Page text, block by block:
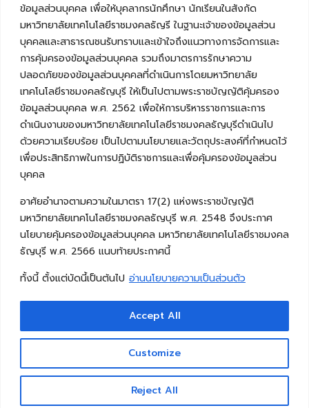
ข้อมูลส่วนบุคคล เพื่อให้บุคลากรนักศึกษา นักเรียนในสังกัด
มหาวิทยาลัยเทคโนโลยีราชมงคลธัญรี ในฐานะเจ้าของข้อมูลส่วน
บุคคลและสาธารณชนรับทราบและเข้าใจถึงแนวทางการจัดการและ
การคุ้มครองข้อมูลส่วนบุคคล รวมถึงมาตรการรักษาความ
ปลอดภัยของข้อมูลส่วนบุคคลที่ดำเนินการโดยมหาวิทยาลัย
เทคโนโลยีราชมงคลธัญบุรี ให้เป็นไปตามพระราชบัญญัติคุ้มครอง
ข้อมูลส่วนบุคคล พ.ศ. 2562 เพื่อให้การบริหารราชการและการ
ดำเนินงานของมหาวิทยาลัยเทคโนโลยีราชมงคลธัญบุรีดำเนินไป
ด้วยความเรียบร้อย เป็นไปตามนโยบายและวัตถุประสงค์ที่กำหนดไว้
เพื่อประสิทธิภาพในการปฏิบัติราชการและเพื่อคุ้มครองข้อมูลส่วน
บุคคล
อาศัยอำนาจตามความในมาตรา 17(2) แห่งพระราชบัญญัติ
มหาวิทยาลัยเทคโนโลยีราชมงคลธัญบุรี พ.ศ. 2548 จึงประกาศ
นโยบายคุ้มครองข้อมูลส่วนบุคคล มหาวิทยาลัยเทคโนโลยีราชมงคล
ธัญบุรี พ.ศ. 2566 แนบท้ายประกาศนี้
ทั้งนี้ ตั้งแต่บัดนี้เป็นต้นไป อ่านนโยบายความเป็นส่วนตัว
Customize
Reject All
Accept All
Copyright © 2026 คณะวิศวกรรมศาสตร์ มหาวิทยาลัย
เทคโนโลยีราชมงคลธัญบุรี